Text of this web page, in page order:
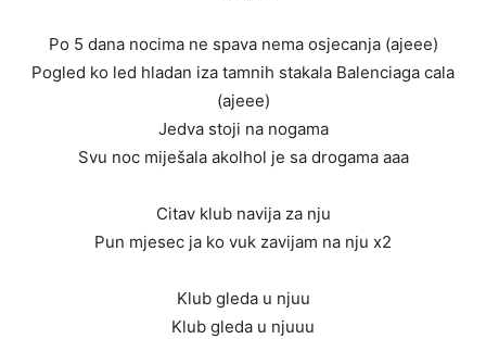
Po 5 dana nocima ne spava nema osjecanja (ajeee)
Pogled ko led hladan iza tamnih stakala Balenciaga cala
(ajeee)
Jedva stoji na nogama
Svu noc miješala akolhol je sa drogama aaa
Citav klub navija za nju
Pun mjesec ja ko vuk zavijam na nju x2
Klub gleda u njuu
Klub gleda u njuuu